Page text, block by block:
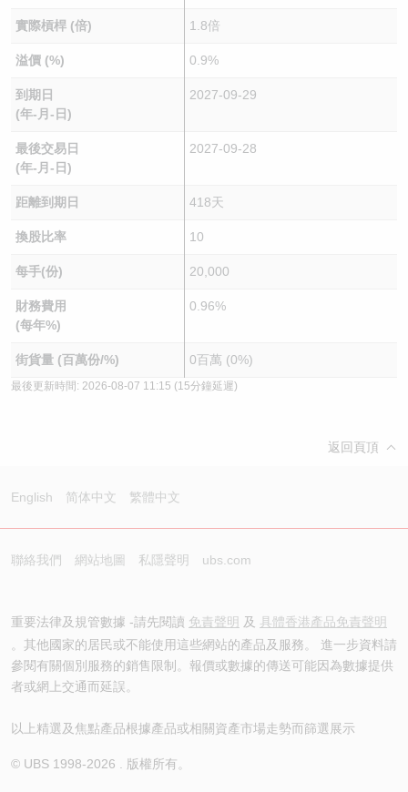
實際槓桿 (倍) 1.8倍
溢價 (%) 0.9%
到期日
(年-月-日)
2027-09-29
最後交易日
(年-月-日)
2027-09-28
距離到期日 418天
換股比率 10
每手(份) 20,000
財務費用
(每年%)
0.96%
街貨量 (百萬份/%) 0百萬 (0%)
最後更新時間: 2026-08-07 11:15 (15分鐘延遲)
返回頁頂
English 简体中文 繁體中文
聯絡我們 網站地圖 私隱聲明 ubs.com
重要法律及規管數據 -請先閱讀 免責聲明 及 具體香港產品免責聲明
。其他國家的居民或不能使用這些網站的產品及服務。 進一步資料請
參閱有關個別服務的銷售限制。報價或數據的傳送可能因為數據提供
者或網上交通而延誤。
以上精選及焦點產品根據產品或相關資產市場走勢而篩選展示
© UBS 1998-2026 . 版權所有。